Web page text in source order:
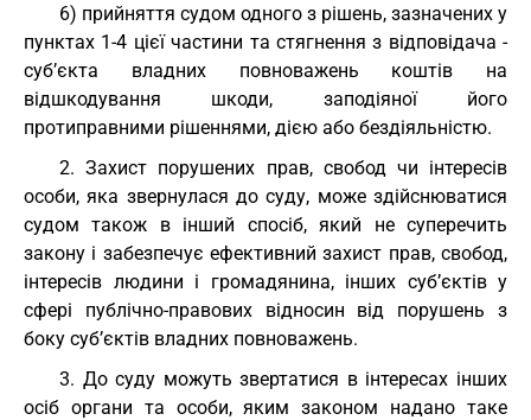
6) прийняття судом одного з рішень, зазначених у
пунктах 1-4 цієї частини та стягнення з відповідача -
суб’єкта владних повноважень коштів на
відшкодування шкоди, заподіяної його
протиправними рішеннями, дією або бездіяльністю.
2. Захист порушених прав, свобод чи інтересів
особи, яка звернулася до суду, може здійснюватися
судом також в інший спосіб, який не суперечить
закону і забезпечує ефективний захист прав, свобод,
інтересів людини і громадянина, інших суб’єктів у
сфері публічно-правових відносин від порушень з
боку суб’єктів владних повноважень.
3. До суду можуть звертатися в інтересах інших
осіб органи та особи, яким законом надано таке